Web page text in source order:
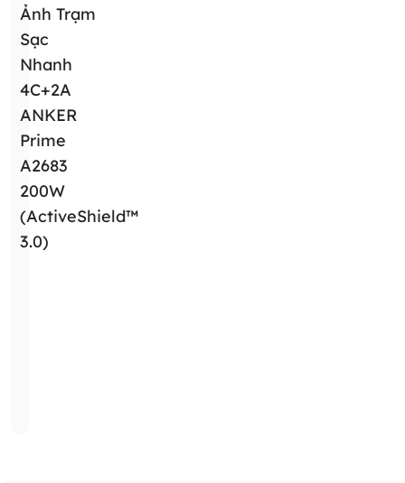
Ảnh Trạm
Sạc
Nhanh
4C+2A
ANKER
Prime
A2683
200W
(ActiveShield™
3.0)